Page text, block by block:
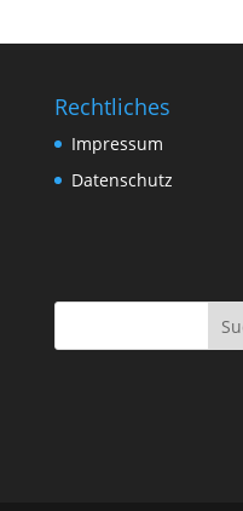
Rechtliches
Impressum
Datenschutz